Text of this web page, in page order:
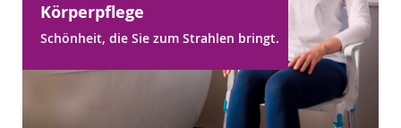
Körperpflege
Schönheit, die Sie zum Strahlen bringt.